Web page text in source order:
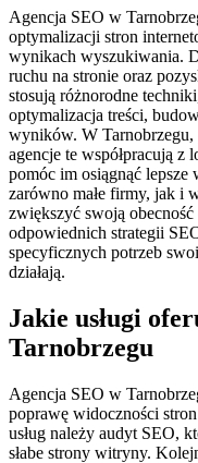
Agencja SEO w
optymalizacji stron
wynikach wyszukiwania.
ruchu na stronie oraz
stosują różnorodne
optymalizacja treści,
wyników. W
agencje te współpracują
pomóc im osiągnąć
zarówno małe firmy, jak i
zwiększyć swoją
odpowiednich strategii
specyficznych potrzeb
działają.
Jakie usługi
Tarnobrzegu
Agencja SEO w
poprawę widoczności
usług należy audyt SEO,
słabe strony witryny.